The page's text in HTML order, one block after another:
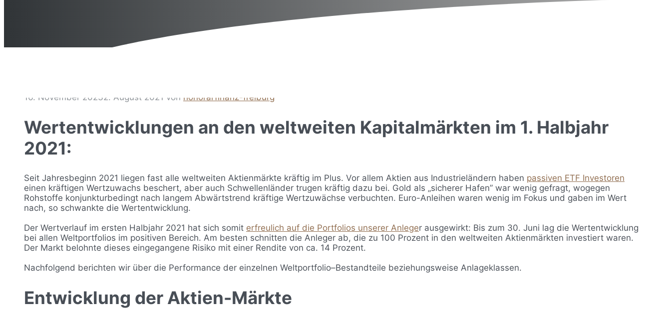
16. November 20232. August 2021 von honorarfinanz-freiburg
Wertentwicklungen an den weltweiten Kapitalmärkten im 1. Halbjahr
2021:
Seit Jahresbeginn 2021 liegen fast alle weltweiten Aktienmärkte kräftig im Plus. Vor allem Aktien aus Industrieländern haben passiven ETF Investoren
einen kräftigen Wertzuwachs beschert, aber auch Schwellenländer trugen kräftig dazu bei. Gold als „sicherer Hafen” war wenig gefragt, wogegen
Rohstoffe konjunkturbedingt nach langem Abwärtstrend kräftige Wertzuwächse verbuchten. Euro-Anleihen waren wenig im Fokus und gaben im Wert
nach, so schwankte die Wertentwicklung.
Der Wertverlauf im ersten Halbjahr 2021 hat sich somit erfreulich auf die Portfolios unserer Anleger ausgewirkt: Bis zum 30. Juni lag die Wertentwicklung
bei allen Weltportfolios im positiven Bereich. Am besten schnitten die Anleger ab, die zu 100 Prozent in den weltweiten Aktienmärkten investiert waren.
Der Markt belohnte dieses eingegangene Risiko mit einer Rendite von ca. 14 Prozent.
Nachfolgend berichten wir über die Performance der einzelnen Weltportfolio–Bestandteile beziehungsweise Anlageklassen.
Entwicklung der Aktien-Märkte